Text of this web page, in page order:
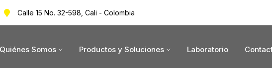
Calle 15 No. 32-598, Cali - Colombia
Quiénes Somos Productos y Soluciones Laboratorio